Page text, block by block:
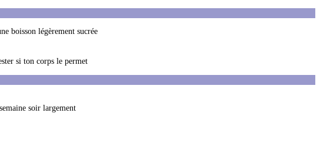
boisson légèrement sucrée
si ton corps le permet
soir largement